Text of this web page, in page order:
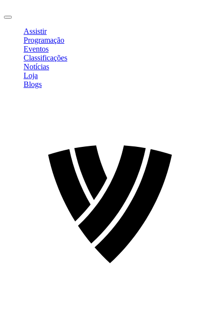
Assistir
Programação
Eventos
Classificações
Notícias
Loja
Blogs